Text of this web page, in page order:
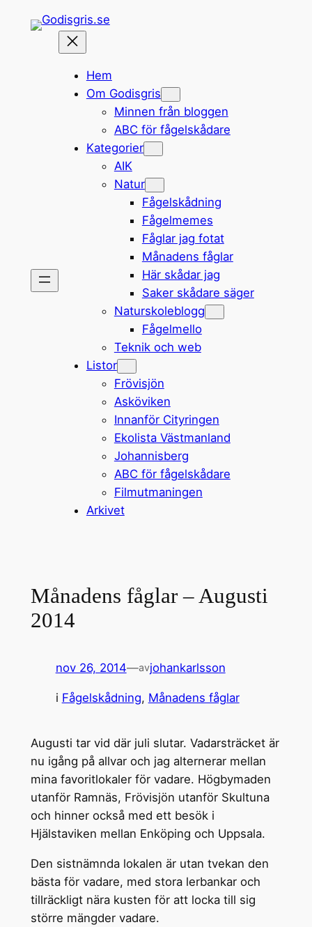
Hem
Om Godisgris
Minnen från bloggen
ABC för fågelskådare
Kategorier
AIK
Natur
Fågelskådning
Fågelmemes
Fåglar jag fotat
Månadens fåglar
Här skådar jag
Saker skådare säger
Naturskoleblogg
Fågelmello
Teknik och web
Listor
Frövisjön
Asköviken
Innanför Cityringen
Ekolista Västmanland
Johannisberg
ABC för fågelskådare
Filmutmaningen
Arkivet
Månadens fåglar – Augusti
2014
nov 26, 2014—avjohankarlsson
i Fågelskådning, Månadens fåglar
Augusti tar vid där juli slutar. Vadarsträcket är
nu igång på allvar och jag alternerar mellan
mina favoritlokaler för vadare. Högbymaden
utanför Ramnäs, Frövisjön utanför Skultuna
och hinner också med ett besök i
Hjälstaviken mellan Enköping och Uppsala.
Den sistnämnda lokalen är utan tvekan den
bästa för vadare, med stora lerbankar och
tillräckligt nära kusten för att locka till sig
större mängder vadare.